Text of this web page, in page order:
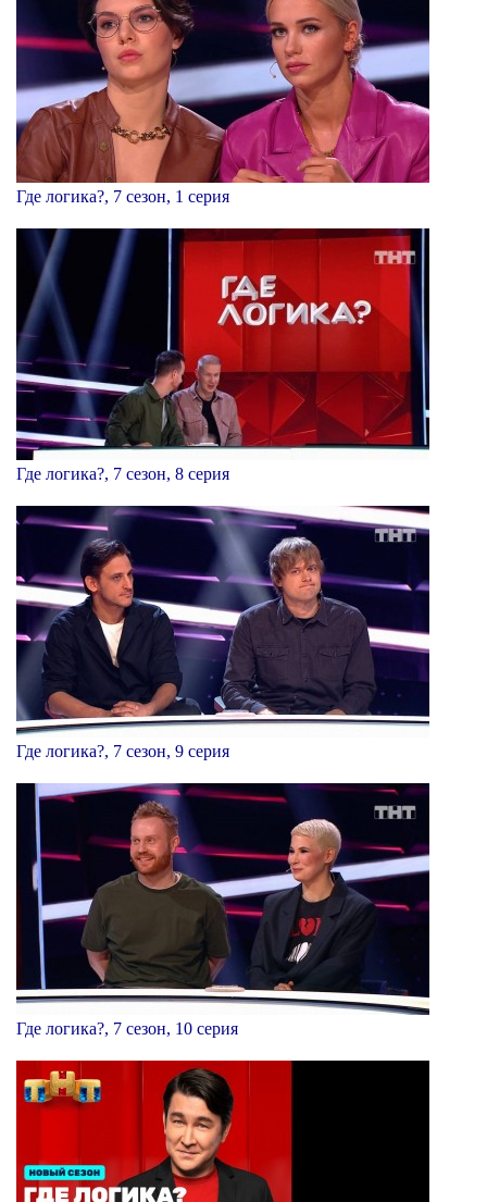
Где логика?, 7 сезон, 1 серия
Где логика?, 7 сезон, 8 серия
Где логика?, 7 сезон, 9 серия
Где логика?, 7 сезон, 10 серия